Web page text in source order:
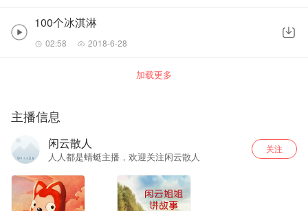
100个冰淇淋
02:58 2018-6-28
加载更多
主播信息
闲云散人
人人都是蜻蜓主播，欢迎关注闲云散人
关注